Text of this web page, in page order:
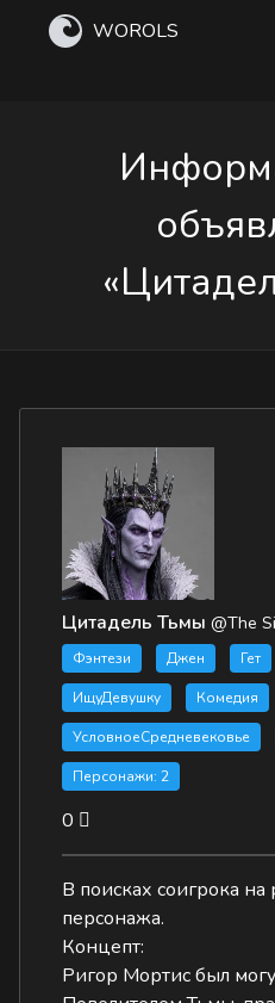
WOROLS
Цитадель Тьмы @The
Фэнтези Джен Гет
ИщуДевушку Комедия
УсловноеСредневековье
Персонажи: 2
0
В поисках соигрока на
персонажа.
Концепт:
Ригор Мортис был